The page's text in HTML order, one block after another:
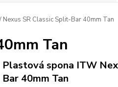
Nexus SR Classic Split-Bar 40mm Tan
Tan
Plastová spona ITW
Bar 40mm Tan